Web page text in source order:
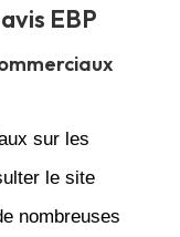
EBP
sur les
le site
nombreuses